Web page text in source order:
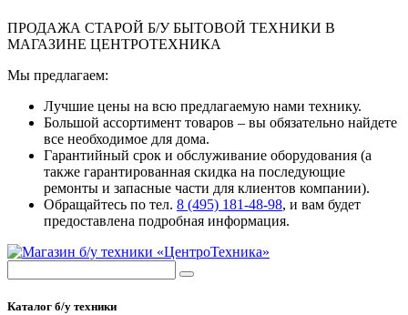
ПРОДАЖА СТАРОЙ Б/У БЫТОВОЙ ТЕХНИКИ В
МАГАЗИНЕ ЦЕНТРОТЕХНИКА
Мы предлагаем:
Лучшие цены на всю предлагаемую нами технику.
Большой ассортимент товаров – вы обязательно найдете
все необходимое для дома.
Гарантийный срок и обслуживание оборудования (а
также гарантированная скидка на последующие
ремонты и запасные части для клиентов компании).
Обращайтесь по тел. 8 (495) 181-48-98, и вам будет
предоставлена подробная информация.
Каталог б/у техники